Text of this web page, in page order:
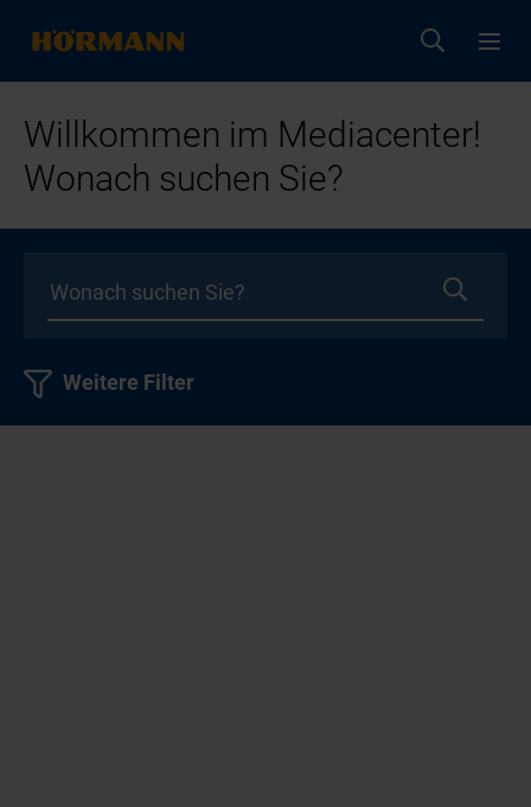
Willkommen im Mediacenter!
Wonach suchen Sie?
Weitere Filter